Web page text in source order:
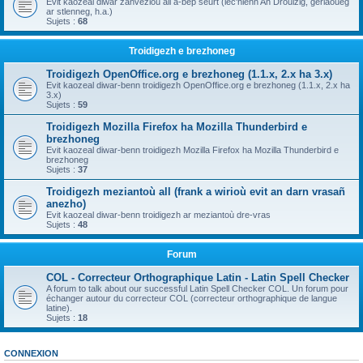
ar stlenneg, h.a.)
Sujets : 68
Troidigezh e brezhoneg
Troidigezh OpenOffice.org e brezhoneg (1.1.x, 2.x ha 3.x)
Evit kaozeal diwar-benn troidigezh OpenOffice.org e brezhoneg (1.1.x, 2.x ha
3.x)
Sujets : 59
Troidigezh Mozilla Firefox ha Mozilla Thunderbird e
brezhoneg
Evit kaozeal diwar-benn troidigezh Mozilla Firefox ha Mozilla Thunderbird e
brezhoneg
Sujets : 37
Troidigezh meziantoù all (frank a wirioù evit an darn vrasañ
anezho)
Evit kaozeal diwar-benn troidigezh ar meziantoù dre-vras
Sujets : 48
Forum
COL - Correcteur Orthographique Latin - Latin Spell Checker
A forum to talk about our successful Latin Spell Checker COL. Un forum pour
échanger autour du correcteur COL (correcteur orthographique de langue
latine).
Sujets : 18
CONNEXION